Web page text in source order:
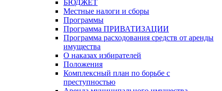
БЮДЖЕТ
Местные налоги и сборы
Программы
Программа ПРИВАТИЗАЦИИ
Программа расходования средств от аренды
имущества
О наказах избирателей
Положения
Комплексный план по борьбе с
преступностью